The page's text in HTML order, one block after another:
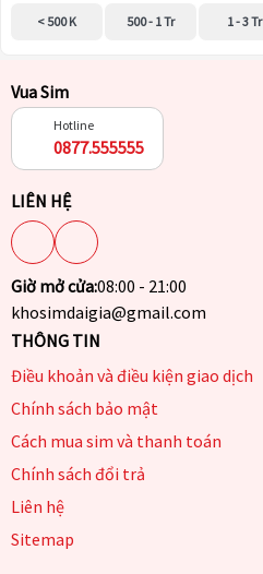
< 500 K 500 - 1 Tr 1 - 3 Tr
Vua Sim
Hotline
0877.555555
LIÊN HỆ
Giờ mở cửa:08:00 - 21:00
khosimdaigia@gmail.com
THÔNG TIN
Điều khoản và điều kiện giao dịch
Chính sách bảo mật
Cách mua sim và thanh toán
Chính sách đổi trả
Liên hệ
Sitemap